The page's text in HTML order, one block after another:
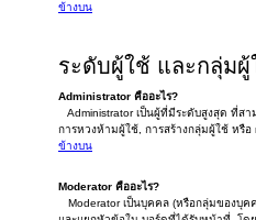
ข้างบน
ระดับผู้ใช้ และกลุ่มผู้
Administrator คืออะไร?
Administrator เป็นผู้ที่มีระดับสูงสุด ที่ส
การหวงห้ามผู้ใช้, การสร้างกลุ่มผู้ใช้ หรือ
ข้างบน
Moderator คืออะไร?
Moderator เป็นบุคคล (หรือกลุ่มของบุ